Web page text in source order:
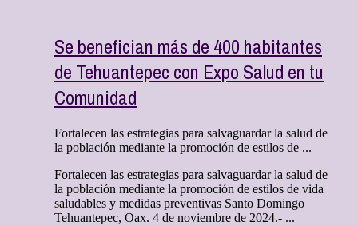
Se benefician más de 400 habitantes
de Tehuantepec con Expo Salud en tu
Comunidad
Fortalecen las estrategias para salvaguardar la salud de
la población mediante la promoción de estilos de ...
Fortalecen las estrategias para salvaguardar la salud de
la población mediante la promoción de estilos de vida
saludables y medidas preventivas Santo Domingo
Tehuantepec, Oax. 4 de noviembre de 2024.- ...